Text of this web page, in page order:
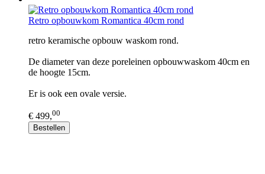
Retro opbouwkom Romantica 40cm rond
retro keramische opbouw waskom rond.
De diameter van deze poreleinen opbouwwaskom 40cm en
de hoogte 15cm.
Er is ook een ovale versie.
€ 499,00
Bestellen